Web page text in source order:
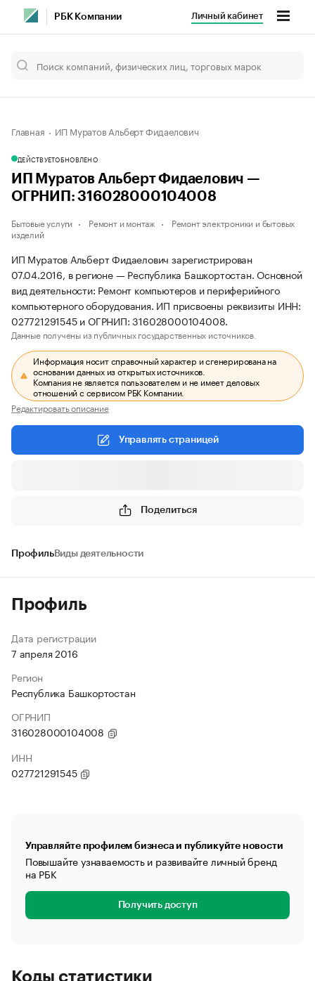
РБК Компании Личный кабинет
Главная ИП Муратов Альберт Фидаелович
ДЕЙСТВУЕТОБНОВЛЕНО
ИП Муратов Альберт Фидаелович —
ОГРНИП: 316028000104008
Бытовые услуги Ремонт и монтаж
Ремонт электроники и бытовых
изделий
ИП Муратов Альберт Фидаелович зарегистрирован
07.04.2016, в регионе — Республика Башкортостан. Основной
вид деятельности: Ремонт компьютеров и периферийного
компьютерного оборудования. ИП присвоены реквизиты ИНН:
027721291545 и ОГРНИП: 316028000104008.
Данные получены из публичных государственных источников.
Информация носит справочный характер и сгенерирована на
основании данных из открытых источников.
Компания не является пользователем и не имеет деловых
отношений с сервисом РБК Компании.
Редактировать описание
Управлять страницей
Поделиться
ПрофильВиды деятельности
Профиль
Дата регистрации
7 апреля 2016
Регион
Республика Башкортостан
ОГРНИП
316028000104008
ИНН
027721291545
Управляйте профилем бизнеса и публикуйте новости
Повышайте узнаваемость и развивайте личный бренд
на РБК
Получить доступ
Коды статистики